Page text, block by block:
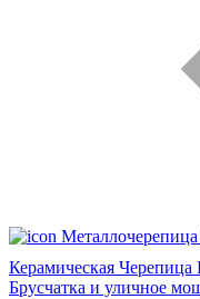
Металлочерепица
Керамическая Черепица
Брусчатка и уличное